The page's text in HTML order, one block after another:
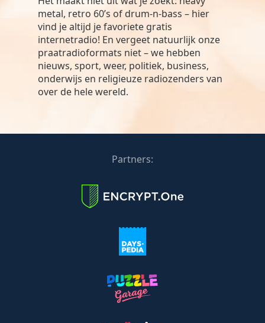
metal, retro 60’s of drum-n-bass – hier
vind je altijd je favoriete gratis
internetradio! En vergeet natuurlijk onze
praatradioformats niet – we hebben
nieuws, sport, weer, politiek, business,
onderwijs en religieuze radiozenders van
over de hele wereld.
Partners: